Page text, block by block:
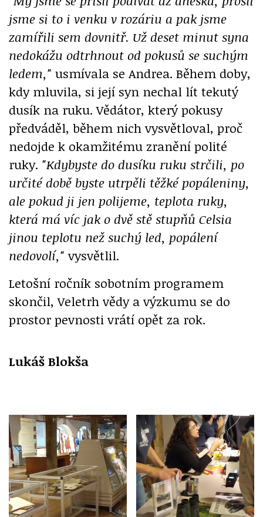
jsme si to i venku v rozáriu a pak jsme
zamířili sem dovnitř. Už deset minut syna
nedokážu odtrhnout od pokusů se suchým
ledem," usmívala se Andrea. Během doby,
kdy mluvila, si její syn nechal lít tekutý
dusík na ruku. Vědátor, který pokusy
předváděl, během nich vysvětloval, proč
nedojde k okamžitému zranění polité
ruky. "Kdybyste do dusíku ruku strčili, po
určité době byste utrpěli těžké popáleniny,
ale pokud ji jen polijeme, teplota ruky,
která má víc jak o dvě stě stupňů Celsia
jinou teplotu než suchý led, popálení
nedovolí," vysvětlil.
Letošní ročník sobotním programem
skončil, Veletrh vědy a výzkumu se do
prostor pevnosti vrátí opět za rok.
Lukáš Blokša